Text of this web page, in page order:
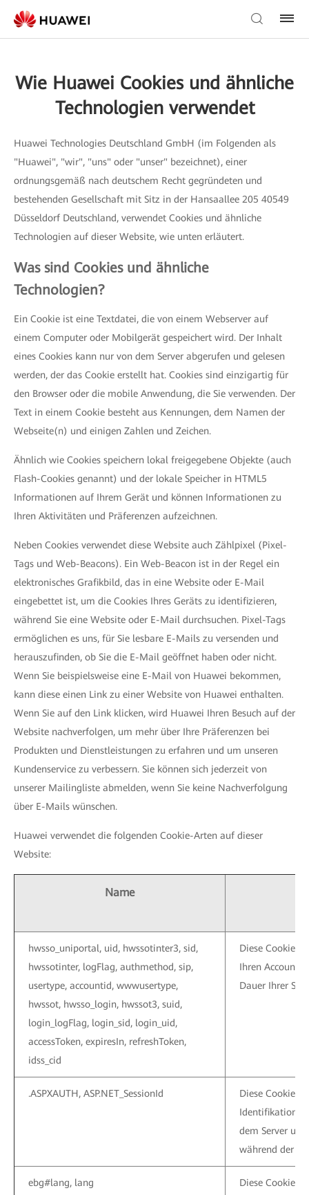
Wie Huawei Cookies und ähnliche
Technologien verwendet
Huawei Technologies Deutschland GmbH (im Folgenden als
"Huawei", "wir", "uns" oder "unser" bezeichnet), einer
ordnungsgemäß nach deutschem Recht gegründeten und
bestehenden Gesellschaft mit Sitz in der Hansaallee 205 40549
Düsseldorf Deutschland, verwendet Cookies und ähnliche
Technologien auf dieser Website, wie unten erläutert.
Was sind Cookies und ähnliche
Technologien?
Ein Cookie ist eine Textdatei, die von einem Webserver auf
einem Computer oder Mobilgerät gespeichert wird. Der Inhalt
eines Cookies kann nur von dem Server abgerufen und gelesen
werden, der das Cookie erstellt hat. Cookies sind einzigartig für
den Browser oder die mobile Anwendung, die Sie verwenden. Der
Text in einem Cookie besteht aus Kennungen, dem Namen der
Webseite(n) und einigen Zahlen und Zeichen.
Ähnlich wie Cookies speichern lokal freigegebene Objekte (auch
Flash-Cookies genannt) und der lokale Speicher in HTML5
Informationen auf Ihrem Gerät und können Informationen zu
Ihren Aktivitäten und Präferenzen aufzeichnen.
Neben Cookies verwendet diese Website auch Zählpixel (Pixel-
Tags und Web-Beacons). Ein Web-Beacon ist in der Regel ein
elektronisches Grafikbild, das in eine Website oder E-Mail
eingebettet ist, um die Cookies Ihres Geräts zu identifizieren,
während Sie eine Website oder E-Mail durchsuchen. Pixel-Tags
ermöglichen es uns, für Sie lesbare E-Mails zu versenden und
herauszufinden, ob Sie die E-Mail geöffnet haben oder nicht.
Wenn Sie beispielsweise eine E-Mail von Huawei bekommen,
kann diese einen Link zu einer Website von Huawei enthalten.
Wenn Sie auf den Link klicken, wird Huawei Ihren Besuch auf der
Website nachverfolgen, um mehr über Ihre Präferenzen bei
Produkten und Dienstleistungen zu erfahren und um unseren
Kundenservice zu verbessern. Sie können sich jederzeit von
unserer Mailingliste abmelden, wenn Sie keine Nachverfolgung
über E-Mails wünschen.
Huawei verwendet die folgenden Cookie-Arten auf dieser
Website:
Name
hwsso_uniportal, uid, hwssotinter3, sid,
hwssotinter, logFlag, authmethod, sip,
usertype, accountid, wwwusertype,
hwssot, hwsso_login, hwssot3, suid,
login_logFlag, login_sid, login_uid,
accessToken, expiresIn, refreshToken,
idss_cid
Diese Cookies
Ihren Account
Dauer Ihrer
.ASPXAUTH, ASP.NET_SessionId
Diese Cookies
dem Server um
während der
ebg#lang, lang
Diese Cookies